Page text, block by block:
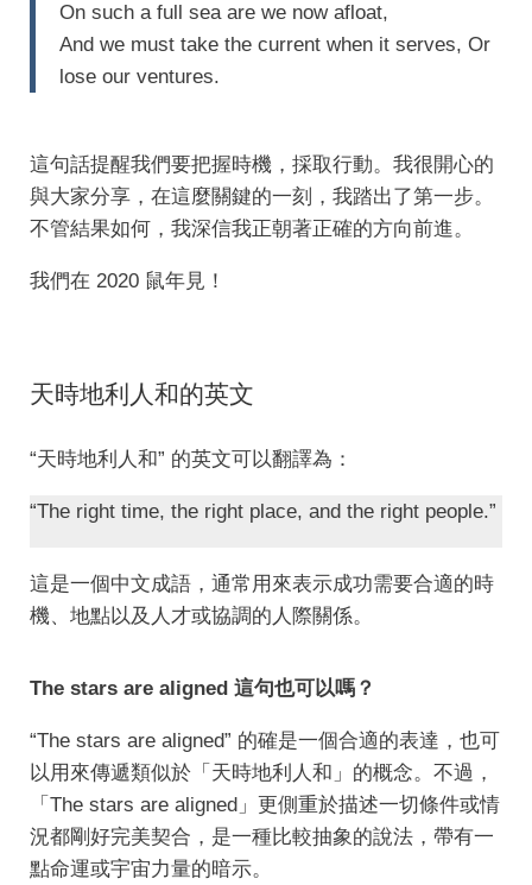
On such a full sea are we now afloat,
And we must take the current when it serves, Or
lose our ventures.
這句話提醒我們要把握時機，採取行動。我很開心的
與大家分享，在這麼關鍵的一刻，我踏出了第一步。
不管結果如何，我深信我正朝著正確的方向前進。
我們在 2020 鼠年見！
天時地利人和的英文
“天時地利人和” 的英文可以翻譯為：
“The right time, the right place, and the right people.”
這是一個中文成語，通常用來表示成功需要合適的時
機、地點以及人才或協調的人際關係。
The stars are aligned 這句也可以嗎？
“The stars are aligned” 的確是一個合適的表達，也可
以用來傳遞類似於「天時地利人和」的概念。不過，
「The stars are aligned」更側重於描述一切條件或情
況都剛好完美契合，是一種比較抽象的說法，帶有一
點命運或宇宙力量的暗示。